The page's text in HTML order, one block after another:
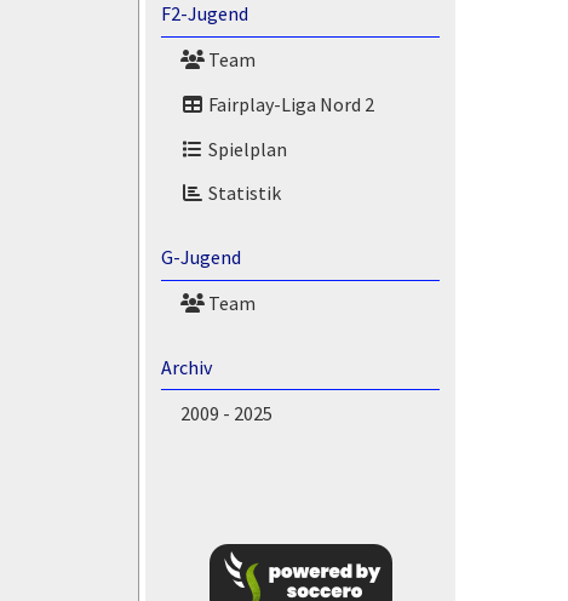
F2-Jugend
Team
Fairplay-Liga Nord 2
Spielplan
Statistik
G-Jugend
Team
Archiv
2009 - 2025